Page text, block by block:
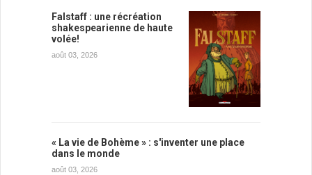
Falstaff : une récréation
shakespearienne de haute
volée!
août 03, 2026
« La vie de Bohème » : s'inventer une place
dans le monde
août 03, 2026